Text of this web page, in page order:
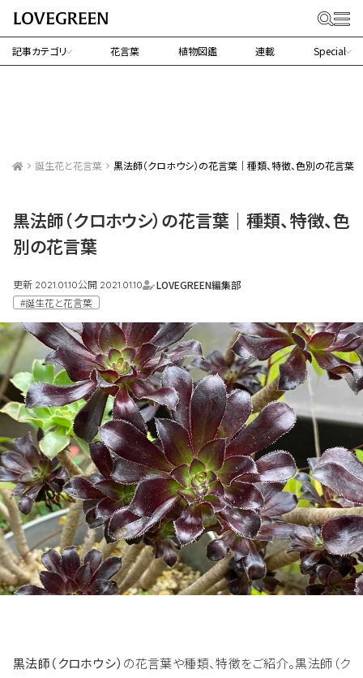
記事カテゴリ 花言葉 植物図鑑 連載 Special
誕生花と花言葉 黒法師（クロホウシ）の花言葉｜種類、特徴、色別の花言葉
黒法師（クロホウシ）の花言葉｜種類、特徴、色
別の花言葉
更新 2021.01.10公開 2021.01.10
LOVEGREEN編集部
#誕生花と花言葉
黒法師（クロホウシ） の花言葉や種類、特徴をご紹介。黒法師（ク